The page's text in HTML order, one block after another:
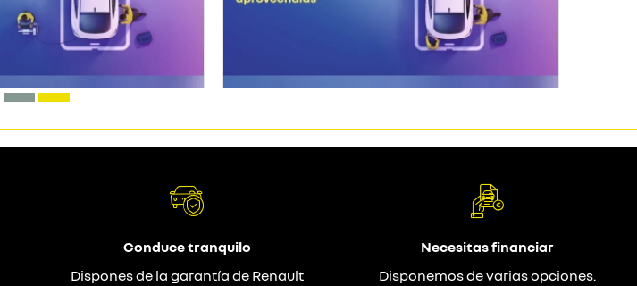
Conduce tranquilo
Dispones de la garantía de Renault
Necesitas financiar
Disponemos de varias opciones.